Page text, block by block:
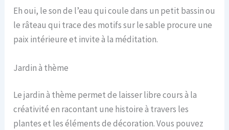
Eh oui, le son de l’eau qui coule dans un petit bassin ou
le râteau qui trace des motifs sur le sable procure une
paix intérieure et invite à la méditation.
Jardin à thème
Lejardin à thème permet de laisser libre cours à la
créativité en racontant une histoire à travers les
plantes et les éléments de décoration. Vous pouvez